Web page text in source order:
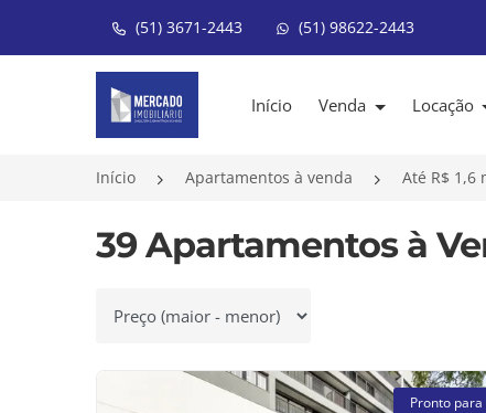
(51) 3671-2443 (51) 98622-2443
Página inicial
Início Venda Locação
Início Apartamentos à venda Até R$ 1,6
39 Apartamentos à
Ordenar por
Pronto